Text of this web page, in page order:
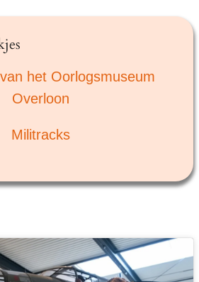
het Oorlogsmuseum
Overloon
Militracks